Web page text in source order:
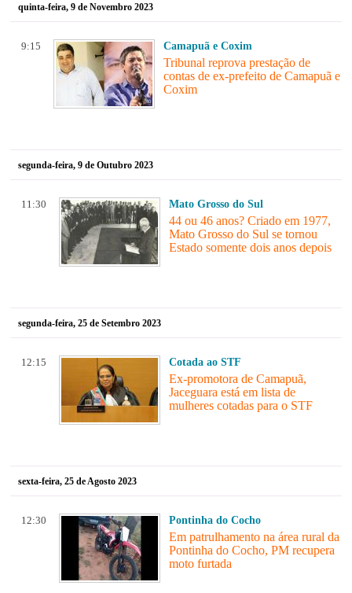
quinta-feira, 9 de Novembro 2023
9:15 Camapuã e Coxim
Tribunal reprova prestação de
contas de ex-prefeito de Camapuã e
Coxim
segunda-feira, 9 de Outubro 2023
11:30 Mato Grosso do Sul
44 ou 46 anos? Criado em 1977,
Mato Grosso do Sul se tornou
Estado somente dois anos depois
segunda-feira, 25 de Setembro 2023
12:15 Cotada ao STF
Ex-promotora de Camapuã,
Jaceguara está em lista de
mulheres cotadas para o STF
sexta-feira, 25 de Agosto 2023
12:30 Pontinha do Cocho
Em patrulhamento na área rural da
Pontinha do Cocho, PM recupera
moto furtada